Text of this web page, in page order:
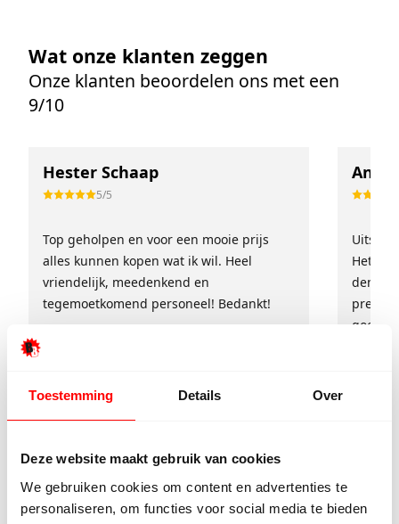
Toestemming Details Over
Deze website maakt gebruik van cookies
We gebruiken cookies om content en advertenties te
personaliseren, om functies voor social media te bieden
Wat onze klanten zeggen
Onze klanten beoordelen ons met een
9/10
Hester Schaap
5/5
Top geholpen en voor een mooie prijs
alles kunnen kopen wat ik wil. Heel
vriendelijk, meedenkend en
tegemoetkomend personeel! Bedankt!
Anne
Het
denkt
goed